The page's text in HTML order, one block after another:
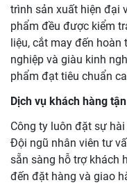
trình sản xuất hiện đại
phẩm đều được kiểm
liệu, cắt may đến hoàn
nghiệp và giàu kinh
phẩm đạt tiêu chuẩn
Dịch vụ khách hàng
Công ty luôn đặt sự
Đội ngũ nhân viên tư
sẵn sàng hỗ trợ khách
đến đặt hàng và giao